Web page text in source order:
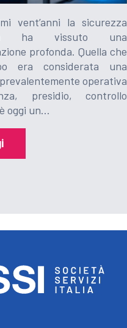
vent’anni la sicurezza
ha vissuto una
profonda. Quella che
era considerata una
operativa
presidio, controllo
oggi un…